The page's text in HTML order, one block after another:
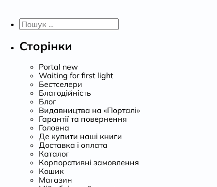
Пошук:
Сторінки
Portal new
Waiting for first light
Бестселери
Благодійність
Блог
Видавництва на «Порталі»
Гарантії та повернення
Головна
Де купити наші книги
Доставка і оплата
Каталог
Корпоративні замовлення
Кошик
Магазин